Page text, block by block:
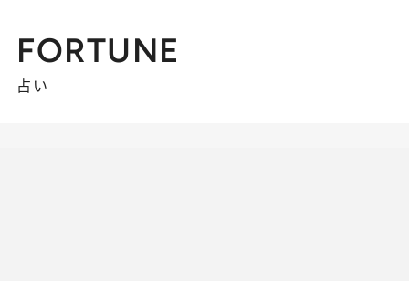
FORTUNE
占い